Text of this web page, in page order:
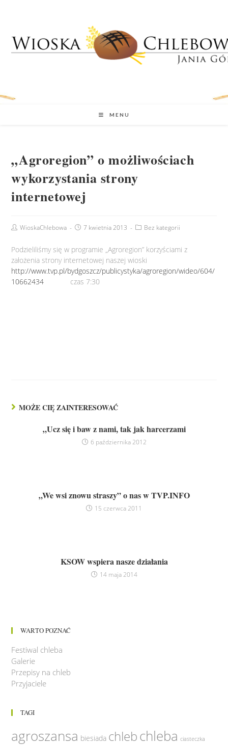
MENU
„Agroregion” o możliwościach
wykorzystania strony
internetowej
WioskaChlebowa 7 kwietnia 2013 Bez kategorii
Podzieliliśmy się w programie „Agroregion” korzyściami z
założenia strony internetowej naszej wioski
http://www.tvp.pl/bydgoszcz/publicystyka/agroregion/wideo/604/
10662434
czas 7:30
MOŻE CIĘ ZAINTERESOWAĆ
„Ucz się i baw z nami, tak jak harcerzami
6 października 2012
„We wsi znowu straszy” o nas w TVP.INFO
15 czerwca 2011
KSOW wspiera nasze działania
14 maja 2014
WARTO POZNAĆ
Festiwal chleba
Galerie
Przepisy na chleb
Przyjaciele
TAGI
agroszansa biesiada chlebchleba ciasteczka